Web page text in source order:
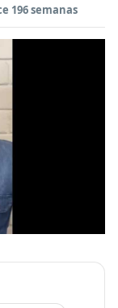
196 semanas